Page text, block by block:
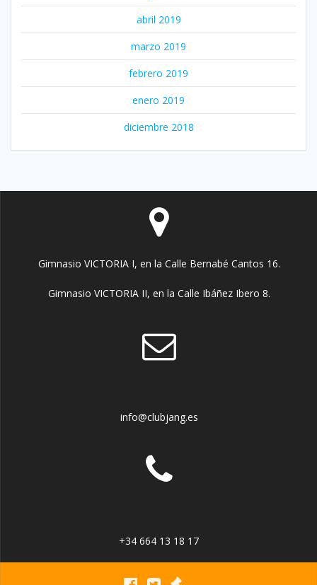
abril 2019
marzo 2019
febrero 2019
enero 2019
diciembre 2018
Gimnasio VICTORIA I, en la Calle Bernabé Cantos 16.
Gimnasio VICTORIA II, en la Calle Ibáñez Ibero 8.
info@clubjang.es
+34 664 13 18 17